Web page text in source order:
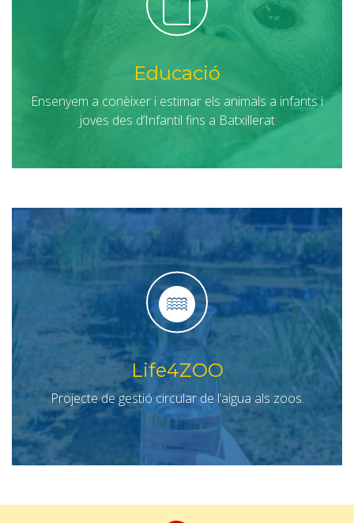
Educació
Ensenyem a conèixer i estimar els animals a infants i
joves des d’Infantil fins a Batxillerat
Life4ZOO
Projecte de gestió circular de l’aigua als zoos.